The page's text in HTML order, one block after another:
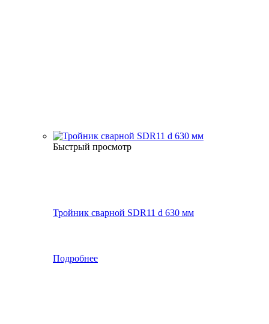
Быстрый просмотр
Тройник сварной SDR11 d 630 мм
Подробнее